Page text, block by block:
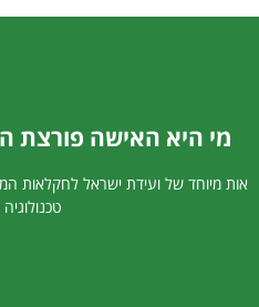
מי היא האישה פורצת
אות מיוחד של ועידת ישראל לחקלאות
טכנולוגיה
בואו לגלות
יום שני - רביעי, 31/05-02/06 2027